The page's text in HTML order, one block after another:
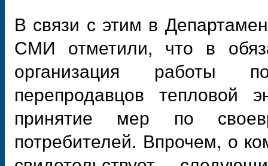
В связи с этим в
СМИ отметили, что в
организация работы
перепродавцов тепловой
принятие мер по
потребителей. Впрочем, о